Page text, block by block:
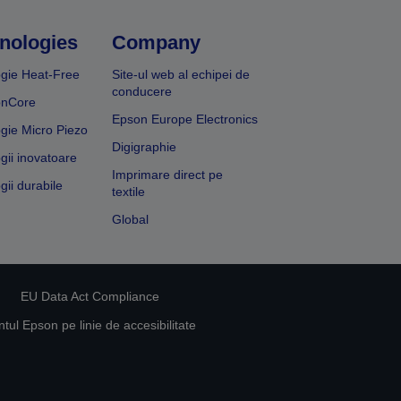
Heat-Free
Micro Piezo
inovatoare
durabile
Company
Site-ul web al echipei de
conducere
Epson Europe Electronics
Digigraphie
Imprimare direct pe
textile
Global
EU Data Act Compliance
Epson pe linie de accesibilitate